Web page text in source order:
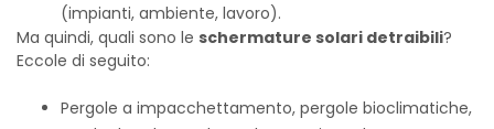
(impianti, ambiente, lavoro).
Ma quindi, quali sono le schermature solari detraibili?
Eccole di seguito:
Pergole a impacchettamento, pergole bioclimatiche,